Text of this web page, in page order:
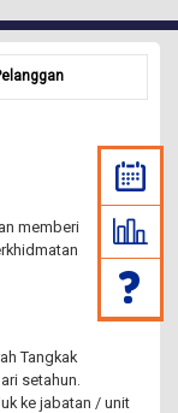
memberi
Tangkak
setahun.
ke jabatan / unit